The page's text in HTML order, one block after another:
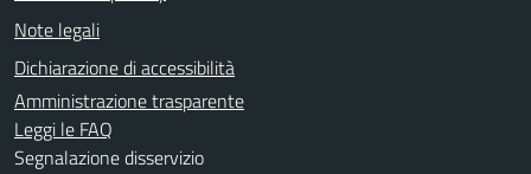
Note legali
Dichiarazione di accessibilità
Amministrazione trasparente
Leggi le FAQ
Segnalazione disservizio